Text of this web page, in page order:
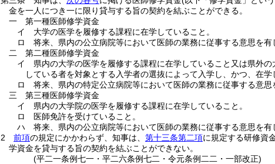
金を一人につき一に限り貸与する旨の契約を結ぶことができる。
一
第一種医師修学資金
イ
大学の医学を履修する課程に在学していること。
ロ
将来、県内の公立病院等において医師の業務に従事する意思を有
二
第二種医師修学資金
イ
県内の大学の医学を履修する課程に在学していること又は県外
している者を対象とする入学者の選抜によって入学し、かつ、在学
ロ
将来、県内の特定公立病院等において医師の業務に従事する意思
三
第三種医師修学資金
イ
県内の大学院の医学を履修する課程に在学していること。
ロ
医師免許を受けていること。
ハ
将来、県内の公立病院等において医師の業務に従事する意思を有
2
前項の規定にかかわらず、知事は、 第十三条第二項に規定する研修資
学資金を貸与する旨の契約を結ぶことができない。
(平二一条例七一・平二六条例七二・令元条例二二・一部改正)